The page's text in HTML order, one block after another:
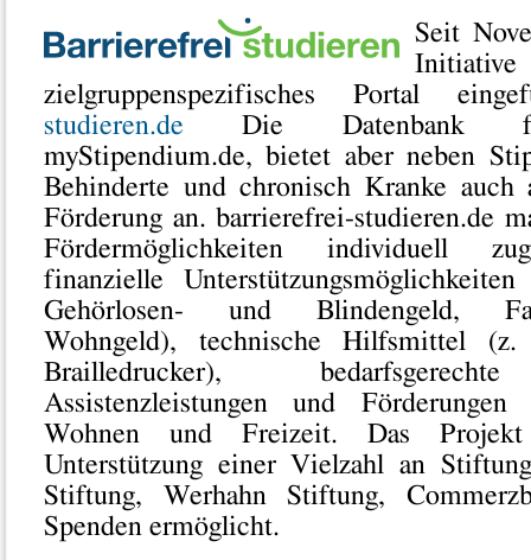
Seit
Initiative
zielgruppenspezifisches Portal
studieren.de Die Datenbank
myStipendium.de, bietet aber neben
Behinderte und chronisch Kranke auch
Förderung an. barrierefrei-studieren.de
Fördermöglichkeiten individuell
finanzielle
Gehörlosen- und Blindengeld,
Wohngeld), technische Hilfsmittel (z.
Brailledrucker),
Assistenzleistungen und
Wohnen und Freizeit. Das
Unterstützung einer Vielzahl an
Stiftung, Werhahn Stiftung,
Spenden ermöglicht.